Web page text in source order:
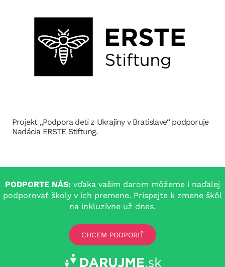
Projekt „Podpora detí z Ukrajiny v Bratislave“ podporuje
Nadácia ERSTE Stiftung.
PODPORTE NÁS: vďaka vašim darom môžeme i naďalej
podporovať školy v ich premene. Prispejte k zmene škôl
na inkluzívne už dnes.
CHCEM PODPORIŤ